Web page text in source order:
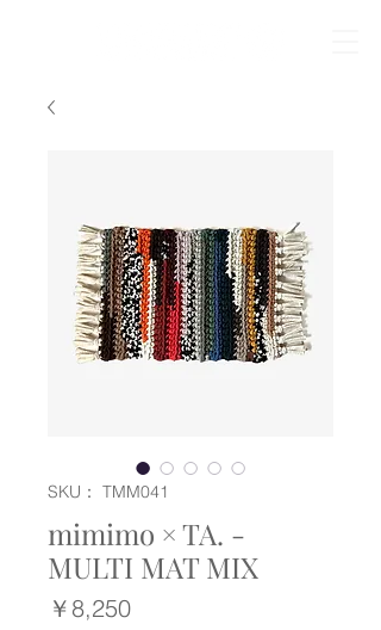
SKU： TMM041
mimimo × TA. -
MULTI MAT MIX
￥8,250価